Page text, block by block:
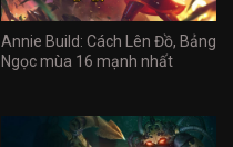
Annie Build: Cách Lên Đồ, Bảng
Ngọc mùa 16 mạnh nhất